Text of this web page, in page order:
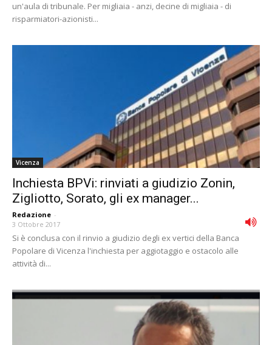
un'aula di tribunale. Per migliaia - anzi, decine di migliaia - di
risparmiatori-azionisti...
Vicenza
Inchiesta BPVi: rinviati a giudizio Zonin,
Zigliotto, Sorato, gli ex manager...
Redazione -
3 Ottobre 2017
Si è conclusa con il rinvio a giudizio degli ex vertici della Banca
Popolare di Vicenza l'inchiesta per aggiotaggio e ostacolo alle
attività di...